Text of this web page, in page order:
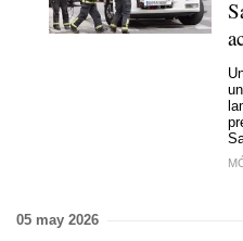
05 may 2026